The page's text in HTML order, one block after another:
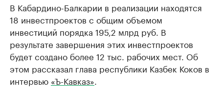
В Кабардино-Балкарии в реализации находятся
18 инвестпроектов с общим объемом
инвестиций порядка 195,2 млрд руб. В
результате завершения этих инвестпроектов
будет создано более 12 тыс. рабочих мест. Об
этом рассказал глава республики Казбек Коков в
интервью «Ъ-Кавказ»